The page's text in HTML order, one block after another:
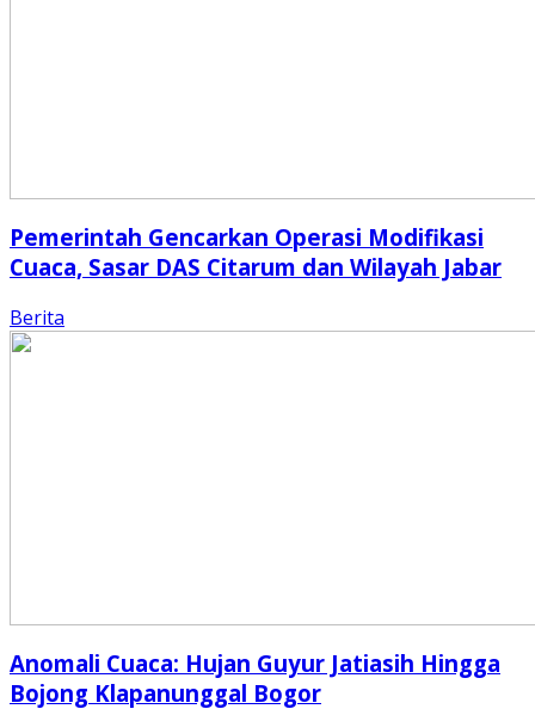
Pemerintah Gencarkan Operasi Modifikasi
Cuaca, Sasar DAS Citarum dan Wilayah Jabar
Berita
Anomali Cuaca: Hujan Guyur Jatiasih Hingga
Bojong Klapanunggal Bogor